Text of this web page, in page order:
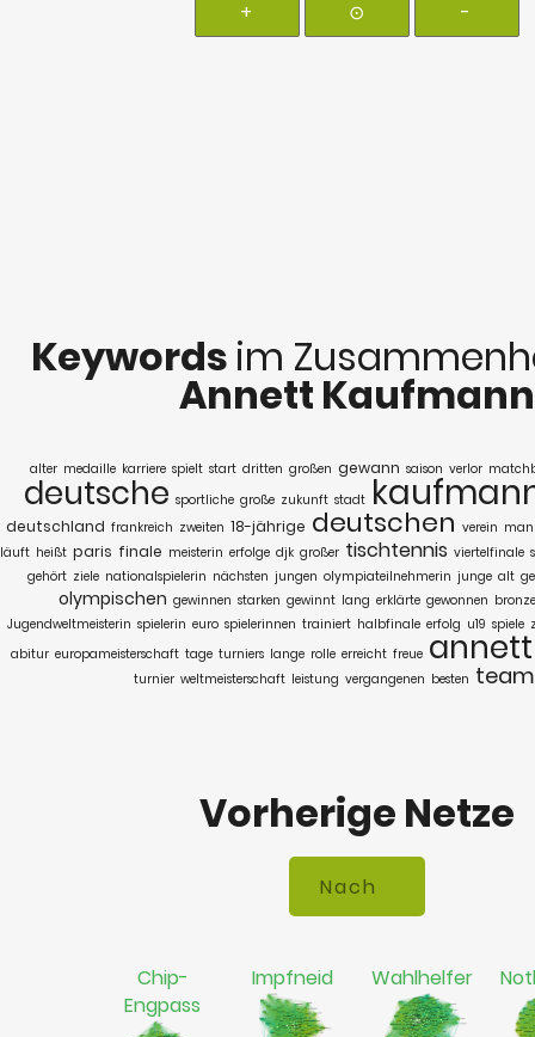
+ ⊙ -
Keywords im
Annett Kaufmann
alter medaille karriere spielt start dritten großen gewann saison verlor
deutsche sportliche große zukunft stadt
deutschland frankreich zweiten 18-jährige deutschen verein
läuft heißt paris finale meisterin erfolge djk großer tischtennis viertelfinale
gehört ziele nationalspielerin nächsten jungen olympiateilnehmerin junge alt
olympischen gewinnen starken gewinnt lang erklärte gewonnen bronze
Jugendweltmeisterin spielerin euro spielerinnen trainiert halbfinale erfolg u19 spiele
abitur europameisterschaft tage turniers lange rolle erreicht freue annett
turnier weltmeisterschaft leistung vergangenen besten team
Vorherige Netze
Chip-
Engpass
Impfneid Wahlhelfer